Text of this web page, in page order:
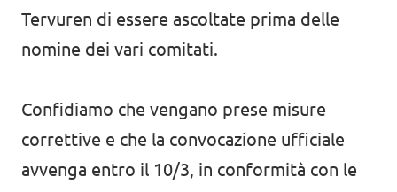
Tervuren di essere ascoltate prima delle
nomine dei vari comitati.
Confidiamo che vengano prese misure
correttive e che la convocazione ufficiale
avvenga entro il 10/3, in conformità con le